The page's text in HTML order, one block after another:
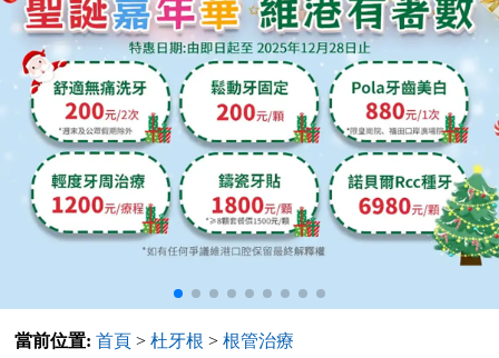
醫生介紹 doctor introduction
醫療新聞 medical news
種植牙 dental implant
箍牙 orthodontics
收費標準 change standard
預約牙醫 contact us
WhatsApp預約
當前位置: 首頁 >杜牙根 >根管治療